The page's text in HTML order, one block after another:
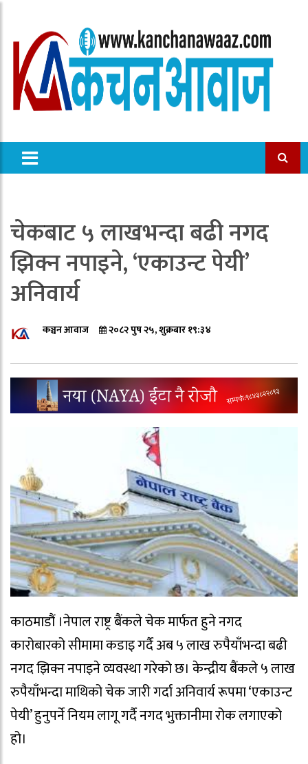
चेकबाट ५ लाखभन्दा बढी नगद
झिक्न नपाइने, ‘एकाउन्ट पेयी’
अनिवार्य
कञ्चन आवाज २०८२ पुष २५, शुक्रबार १९:३४
काठमाडौं ।नेपाल राष्ट्र बैंकले चेक मार्फत हुने नगद
कारोबारको सीमामा कडाइ गर्दै अब ५ लाख रुपैयाँभन्दा बढी
नगद झिक्न नपाइने व्यवस्था गरेको छ। केन्द्रीय बैंकले ५ लाख
रुपैयाँभन्दा माथिको चेक जारी गर्दा अनिवार्य रूपमा ‘एकाउन्ट
पेयी’ हुनुपर्ने नियम लागू गर्दै नगद भुक्तानीमा रोक लगाएको
हो।